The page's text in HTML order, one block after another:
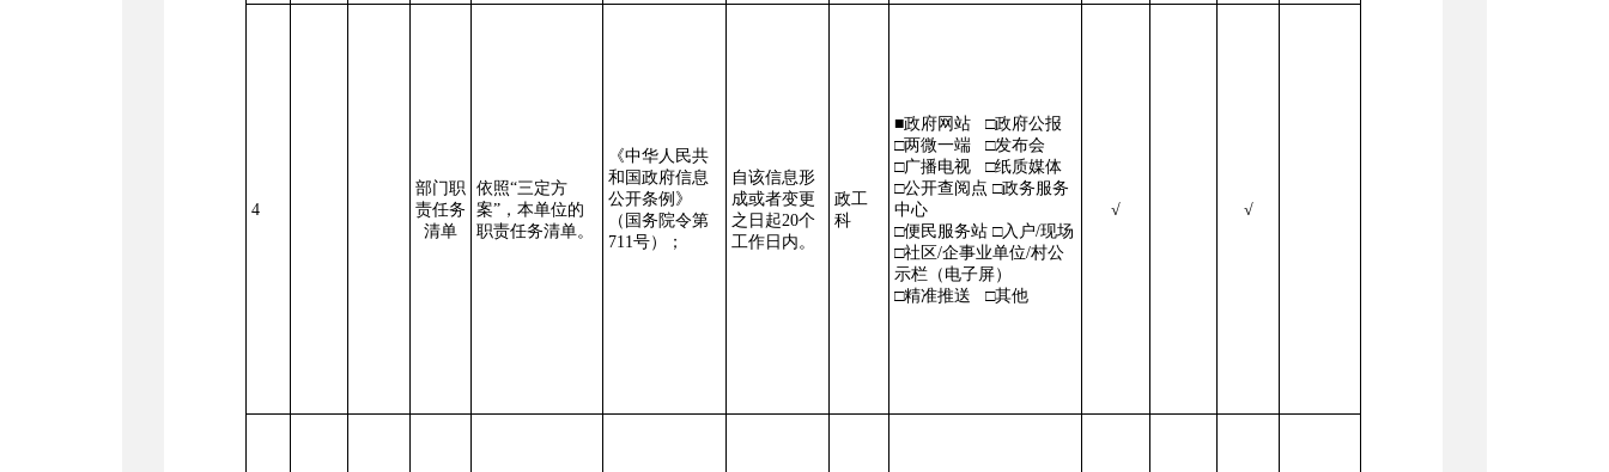
4
部门职
责任务
清单
依照“三定方
案”，本单位的
职责任务清单。
《中华人民共
和国政府信息
公开条例》
（国务院令第
711号）；
自该信息形
成或者变更
之日起20个
工作日内。
政工
科
■政府网站 □政府公报
□两微一端 □发布会
□广播电视 □纸质媒体
□公开查阅点 □政务服务
中心
□便民服务站 □入户/现场
□社区/企事业单位/村公
示栏（电子屏）
□精准推送 □其他
√ √